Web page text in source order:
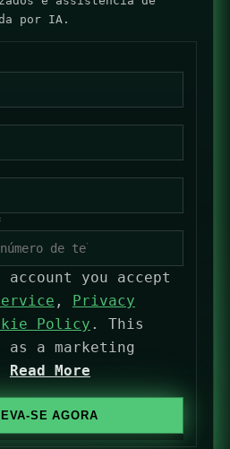
por IA.
you accept
, Privacy
Policy . This
as a marketing
Read More
SE AGORA